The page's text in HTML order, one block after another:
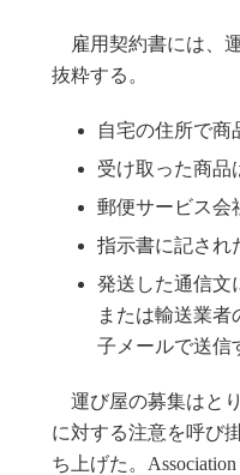
雇用契約書には、
抜粋する。
自宅の住所で商
受け取った商品
郵便サービス会
指示書に記され
発送した通信文
または輸送業
子メールで送信
運び屋の募集はと
に対する注意を呼び
ち上げた。